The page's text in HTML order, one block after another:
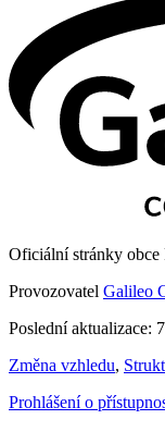
Oficiální stránky
Provozovatel Galileo
Poslední aktualizace:
Změna vzhledu,
Prohlášení o